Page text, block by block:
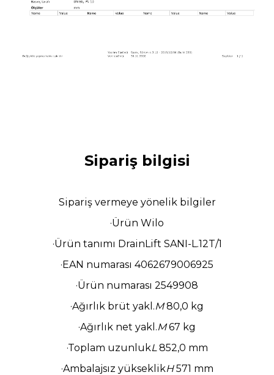
Sipariş bilgisi
Sipariş vermeye yönelik bilgiler
·Ürün Wilo
·Ürün tanımı DrainLift SANI-L.12T/1
·EAN numarası 4062679006925
·Ürün numarası 2549908
·Ağırlık brüt yakl.M80,0 kg
·Ağırlık net yakl.M67 kg
·Toplam uzunlukL852,0 mm
·Ambalajsız yükseklikH571 mm